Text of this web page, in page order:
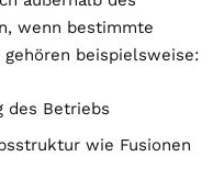
wenn bestimmte
beispielsweise:
des Betriebs
wie Fusionen